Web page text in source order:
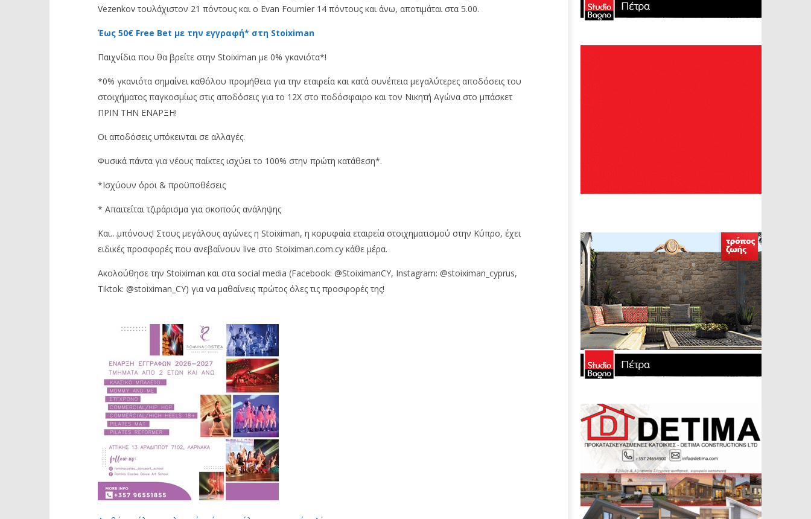
Vezenkov τουλάχιστον 21 πόντους και ο Evan Fournier 14 πόντους και άνω, αποτιμάται στα 5.00.
Έως 50€ Free Bet με την εγγραφή* στη Stoiximan
Παιχνίδια που θα βρείτε στην Stoiximan με 0% γκανιότα*!
*0% γκανιότα σημαίνει καθόλου προμήθεια για την εταιρεία και κατά συνέπεια μεγαλύτερες αποδόσεις του
στοιχήματος παγκοσμίως στις αποδόσεις για το 12Χ στο ποδόσφαιρο και τον Νικητή Αγώνα στο μπάσκετ
ΠΡΙΝ ΤΗΝ ΕΝΑΡΞΗ!
Οι αποδόσεις υπόκεινται σε αλλαγές.
Φυσικά πάντα για νέους παίκτες ισχύει το 100% στην πρώτη κατάθεση*.
*Ισχύουν όροι & προϋποθέσεις
* Απαιτείται τζιράρισμα για σκοπούς ανάληψης
Και…μπόνους! Στους μεγάλους αγώνες η Stoiximan, η κορυφαία εταιρεία στοιχηματισμού στην Κύπρο, έχει
ειδικές προσφορές που ανεβαίνουν live στο Stoiximan.com.cy κάθε μέρα.
Ακολούθησε την Stoiximan και στα social media (Facebook: @StoiximanCY, Instagram: @stoiximan_cyprus,
Tiktok: @stoiximan_CY) για να μαθαίνεις πρώτος όλες τις προσφορές της!